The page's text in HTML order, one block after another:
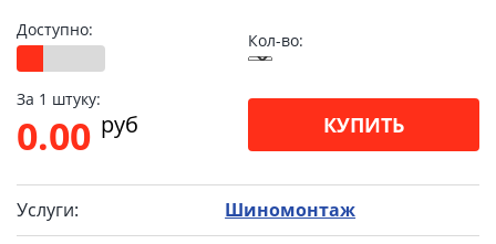
Доступно:
Кол-во:
За 1 штуку:
0.00 pуб КУПИТЬ
Услуги: Шиномонтаж